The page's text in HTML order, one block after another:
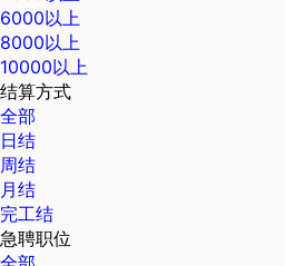
6000以上
8000以上
10000以上
结算方式
全部
日结
周结
月结
完工结
急聘职位